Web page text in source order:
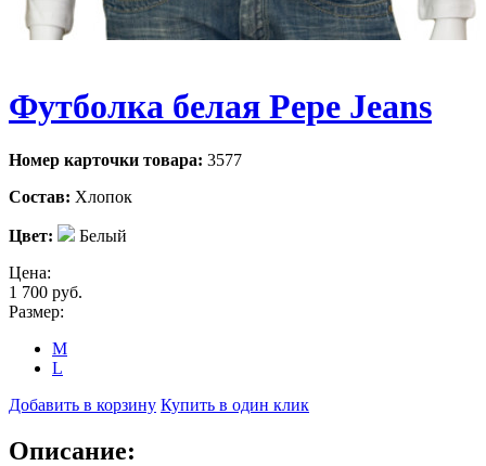
Футболка белая Pepe Jeans
Номер карточки товара: 3577
Состав: Хлопок
Цвет:
Белый
Цена:
1 700 руб.
Размер:
M
L
Добавить в корзину Купить в один клик
Описание: